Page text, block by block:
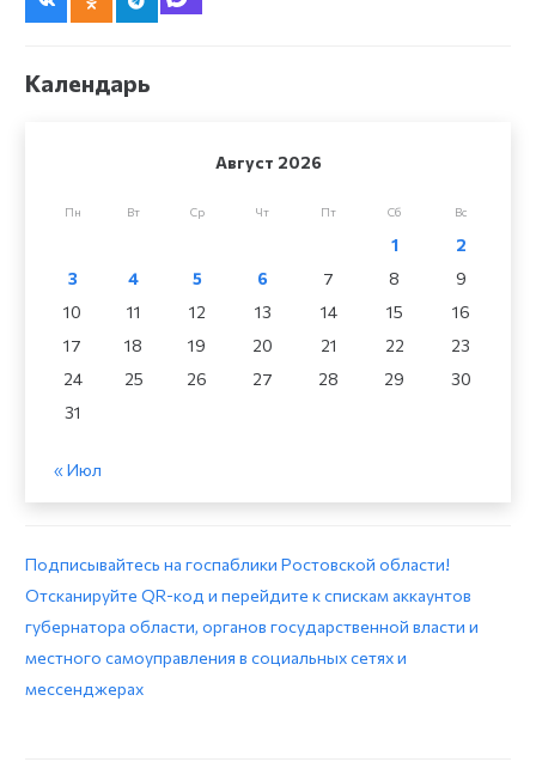
Календарь
Август 2026
Пн Вт Ср Чт Пт Сб Вс
1
2
3
4 5 6 7 8
9
10
11 12 13 14 15
16
17
18 19 20 21 22
23
24
25 26 27 28 29
30
31
« Июл
Подписывайтесь на госпаблики Ростовской области!
Отсканируйте QR-код и перейдите к спискам аккаунтов
губернатора области, органов государственной власти и
местного самоуправления в социальных сетях и
мессенджерах